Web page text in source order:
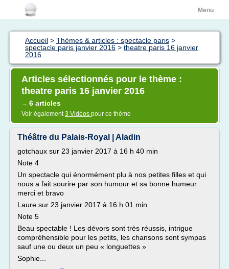
Menu
Accueil > Thèmes & articles : spectacle paris >
spectacle paris janvier 2016 > theatre paris 16 janvier
2016
Articles sélectionnés pour le thème :
theatre paris 16 janvier 2016
→ 6 articles
Voir également3 Vidéos pour ce thème
Théâtre du Palais-Royal | Aladin
gotchaux sur 23 janvier 2017 à 16 h 40 min
Note 4
Un spectacle qui énormément plu à nos petites filles et qui
nous a fait sourire par son humour et sa bonne humeur
merci et bravo
Laure sur 23 janvier 2017 à 16 h 01 min
Note 5
Beau spectable ! Les dévors sont très réussis, intrigue
compréhensible pour les petits, les chansons sont sympas
sauf une ou deux un peu « longuettes »
Sophie...